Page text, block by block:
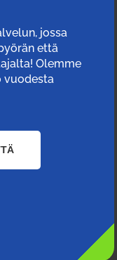
jossa
että
Olemme
vuodesta